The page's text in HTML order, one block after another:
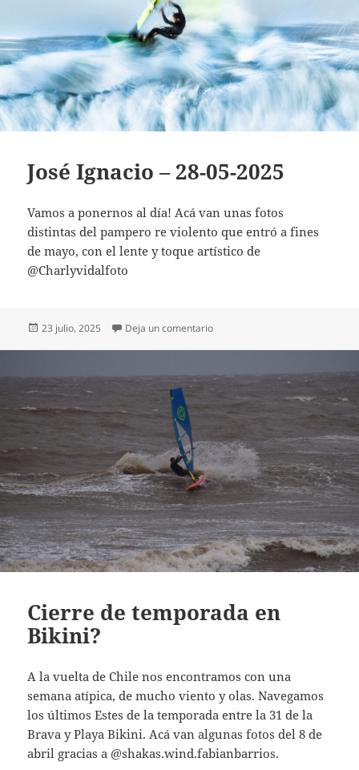
José Ignacio – 28-05-2025
Vamos a ponernos al día! Acá van unas fotos
distintas del pampero re violento que entró a fines
de mayo, con el lente y toque artístico de
@Charlyvidalfoto
Publicado
23 julio, 2025 Deja un comentarioon José Ignacio – 28-05-2025
Cierre de temporada en
Bikini?
A la vuelta de Chile nos encontramos con una
semana atípica, de mucho viento y olas. Navegamos
los últimos Estes de la temporada entre la 31 de la
Brava y Playa Bikini. Acá van algunas fotos del 8 de
abril gracias a @shakas.wind.fabianbarrios.